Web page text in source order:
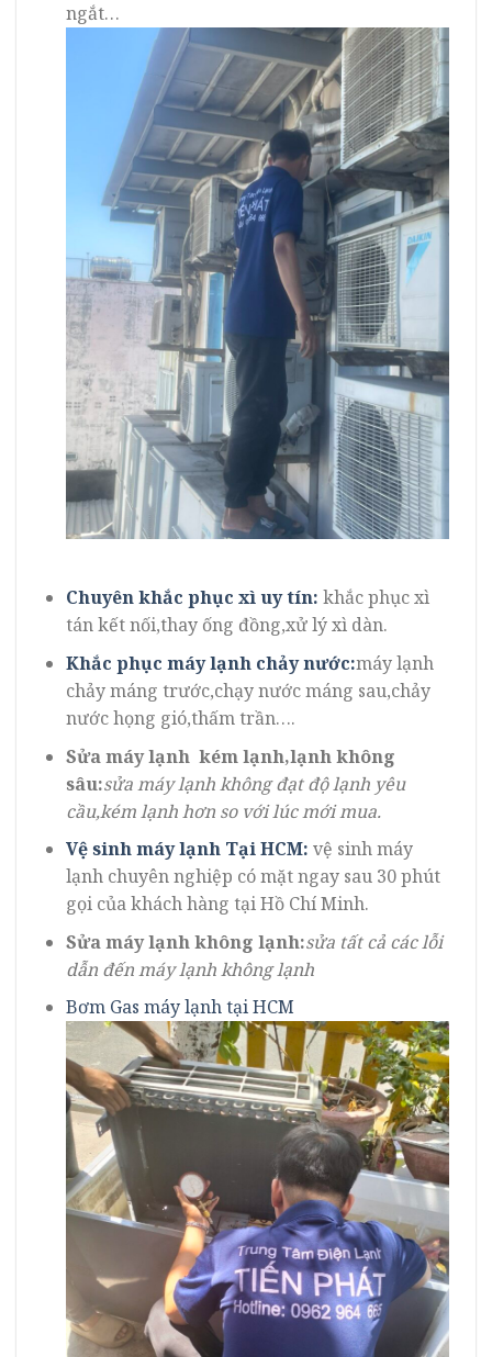
ngắt…
Chuyên khắc phục xì uy tín: khắc phục xì
tán kết nối,thay ống đồng,xử lý xì dàn.
Khắc phục máy lạnh chảy nước:máy lạnh
chảy máng trước,chạy nước máng sau,chảy
nước họng gió,thấm trần….
Sửa máy lạnh kém lạnh,lạnh không
sâu:sửa máy lạnh không đạt độ lạnh yêu
cầu,kém lạnh hơn so với lúc mới mua.
Vệ sinh máy lạnh Tại HCM: vệ sinh máy
lạnh chuyên nghiệp có mặt ngay sau 30 phút
gọi của khách hàng tại Hồ Chí Minh.
Sửa máy lạnh không lạnh:sửa tất cả các lỗi
dẫn đến máy lạnh không lạnh
Bơm Gas máy lạnh tại HCM